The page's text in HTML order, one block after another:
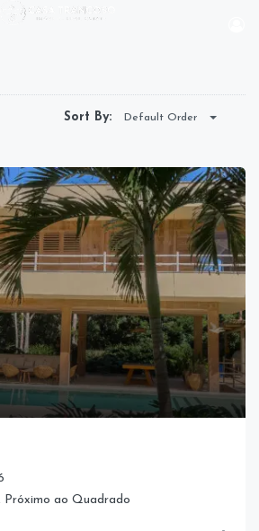
Sort By: Default Order
Próximo ao Quadrado